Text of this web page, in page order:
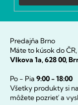
Predajňa Brno
Máte to kúsok do
Vlkova 1a, 628 00,
Po - Pia 9:00 - 18:00
Všetky produkty si
môžete pozrieť a